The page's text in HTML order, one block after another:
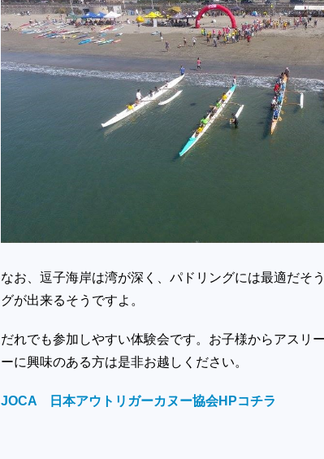
なお、逗子海岸は湾が深く、パドリングには最適だそ
グが出来るそうですよ。
だれでも参加しやすい体験会です。お子様からアスリ
ーに興味のある方は是非お越しください。
JOCA 日本アウトリガーカヌー協会HPコチラ